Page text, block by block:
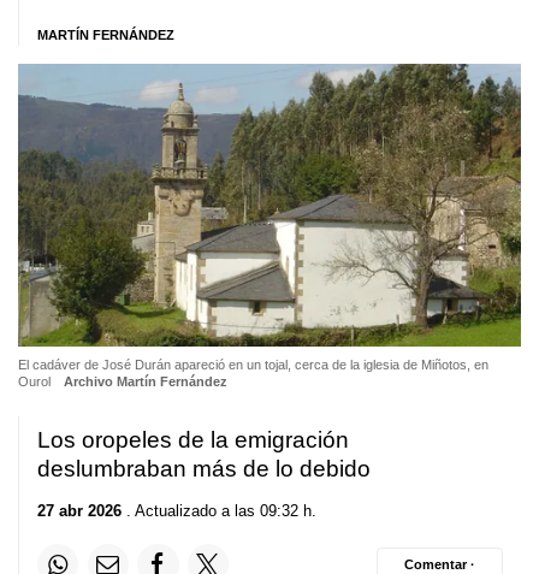
MARTÍN FERNÁNDEZ
El cadáver de José Durán apareció en un tojal, cerca de la iglesia de Miñotos, en
Ourol
Archivo Martín Fernández
Los oropeles de la emigración
deslumbraban más de lo debido
27 abr 2026 . Actualizado a las 09:32 h.
Comentar ·